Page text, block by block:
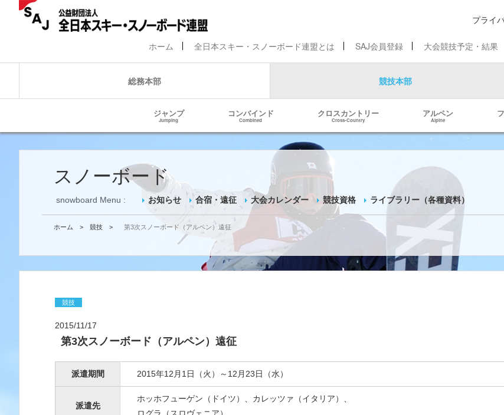
プライ
ホーム 全日本スキー・スノーボード連盟とは SAJ会員登録 大会競技予定・結果
総務本部 競技本部
ジャンプ
Jumping
コンバインド
Combined
クロスカントリー
Cross-Country
アルペン
Alpine
スノーボード
snowboard Menu : お知らせ 合宿・遠征 大会カレンダー 競技資格 ライブラリー（各種資料）
ホーム > 競技 > 第3次スノーボード（アルペン）遠征
競技
2015/11/17
第3次スノーボード（アルペン）遠征
派遣期間 2015年12月1日（火）～12月23日（水）
派遣先
ホッホフューゲン（ドイツ）、カレッツァ（イタリア）、